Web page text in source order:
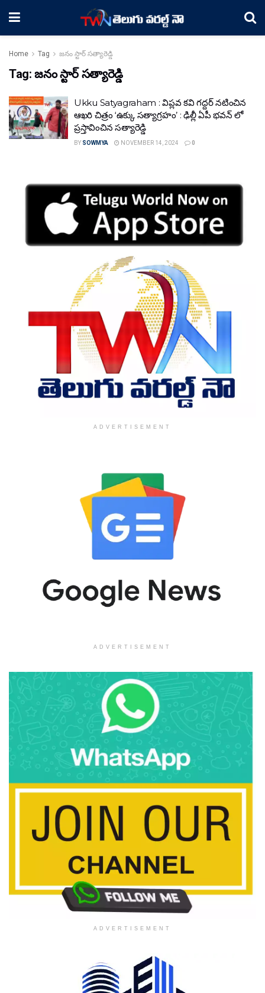
Home Tag జనం స్టార్ సత్యారెడ్డి
Tag: జనం స్టార్ సత్యారెడ్డి
Ukku Satyagraham : విప్లవ కవి గద్దర్ నటించిన
ఆఖరి చిత్రం ‘ఉక్కు సత్యాగ్రహం’ : ఢిల్లీ ఏపీ భవన్ లో
ప్రస్తావించిన సత్యారెడ్డి
BY SOWMYA NOVEMBER 14, 2024 0
ADVERTISEMENT
ADVERTISEMENT
ADVERTISEMENT